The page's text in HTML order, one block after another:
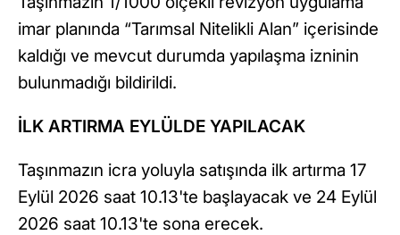
imar planında “Tarımsal Nitelikli Alan” içerisinde
kaldığı ve mevcut durumda yapılaşma izninin
bulunmadığı bildirildi.
İLK ARTIRMA EYLÜLDE YAPILACAK
Taşınmazın icra yoluyla satışında ilk artırma 17
Eylül 2026 saat 10.13'te başlayacak ve 24 Eylül
2026 saat 10.13'te sona erecek.